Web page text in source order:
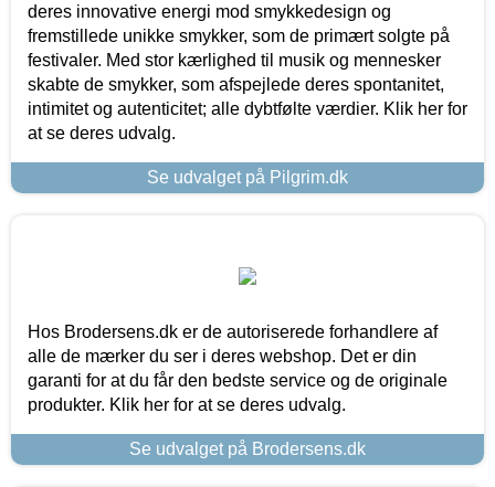
deres innovative energi mod smykkedesign og
fremstillede unikke smykker, som de primært solgte på
festivaler. Med stor kærlighed til musik og mennesker
skabte de smykker, som afspejlede deres spontanitet,
intimitet og autenticitet; alle dybtfølte værdier. Klik her for
at se deres udvalg.
Se udvalget på Pilgrim.dk
Hos Brodersens.dk er de autoriserede forhandlere af
alle de mærker du ser i deres webshop. Det er din
garanti for at du får den bedste service og de originale
produkter. Klik her for at se deres udvalg.
Se udvalget på Brodersens.dk